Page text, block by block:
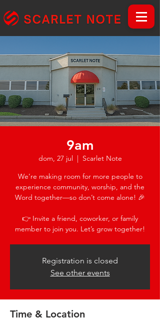
9am
dom, 27 jul
  |
Scarlet Note
We’re making room for more people to
experience community, worship, and the
Word together—so don’t come alone! 🎉
👉 Invite a friend, coworker, or family
member to join you. Let’s grow together!
Registration is closed
See other events
Time & Location